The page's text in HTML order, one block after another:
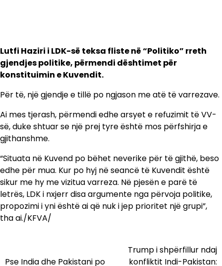
Lutfi Haziri i LDK-së teksa fliste në “Politiko” rreth
gjendjes politike, përmendi dështimet për
konstituimin e Kuvendit.
Për të, një gjendje e tillë po ngjason me atë të varrezave.
Ai mes tjerash, përmendi edhe arsyet e refuzimit të VV-
së, duke shtuar se një prej tyre është mos përfshirja e
gjithanshme.
“Situata në Kuvend po bëhet neverike për të gjithë, beso
edhe për mua. Kur po hyj në seancë të Kuvendit është
sikur me hy me vizitua varreza. Në pjesën e parë të
letrës, LDK i nxjerr disa argumente nga përvoja politike,
propozimi i yni është ai që nuk i jep prioritet një grupi”,
tha ai./KFVA/
Pse India dhe Pakistani po
Trump i shpërfillur ndaj
konfliktit Indi-Pakistan: